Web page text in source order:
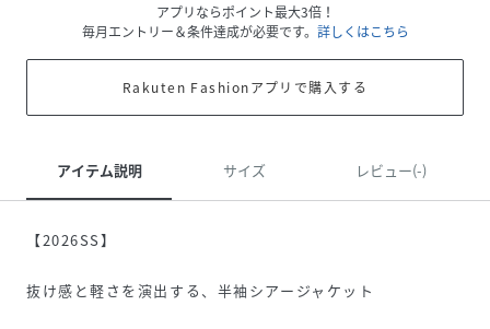
アプリならポイント最大3倍！
毎月エントリー＆条件達成が必要です。 詳しくはこちら
Rakuten Fashionアプリで購入する
アイテム説明 サイズ レビュー(-)
【2026SS】
抜け感と軽さを演出する、半袖シアージャケット